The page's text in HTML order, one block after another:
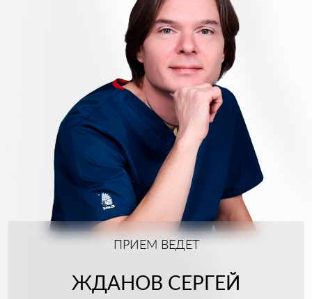
ПРИЕМ ВЕДЕТ
ЖДАНОВ СЕРГЕЙ